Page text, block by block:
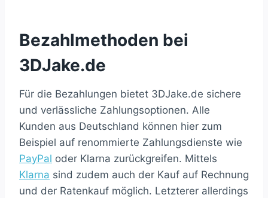
Bezahlmethoden bei
3DJake.de
Für die Bezahlungen bietet 3DJake.de sichere
und verlässliche Zahlungsoptionen. Alle
Kunden aus Deutschland können hier zum
Beispiel auf renommierte Zahlungsdienste wie
PayPal oder Klarna zurückgreifen. Mittels
Klarna sind zudem auch der Kauf auf Rechnung
und der Ratenkauf möglich. Letzterer allerdings